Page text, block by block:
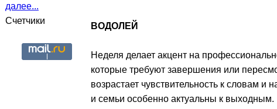
далее...
Счетчики
ВОДОЛЕЙ
Неделя делает акцент на
которые требуют завершения или
возрастает чувствительность к словам
и семьи особенно актуальны к выходным.